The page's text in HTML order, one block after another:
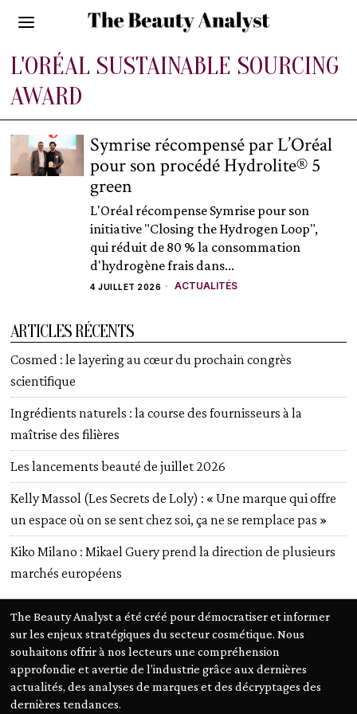
L'ORÉAL SUSTAINABLE SOURCING
AWARD
Symrise récompensé par L’Oréal
pour son procédé Hydrolite® 5
green
L'Oréal récompense Symrise pour son
initiative "Closing the Hydrogen Loop",
qui réduit de 80 % la consommation
d'hydrogène frais dans...
4 JUILLET 2026 ACTUALITÉS
ARTICLES RÉCENTS
Cosmed : le layering au cœur du prochain congrès
scientifique
Ingrédients naturels : la course des fournisseurs à la
maîtrise des filières
Les lancements beauté de juillet 2026
Kelly Massol (Les Secrets de Loly) : « Une marque qui offre
un espace où on se sent chez soi, ça ne se remplace pas »
Kiko Milano : Mikael Guery prend la direction de plusieurs
marchés européens
The Beauty Analyst a été créé pour démocratiser et informer
sur les enjeux stratégiques du secteur cosmétique. Nous
souhaitons offrir à nos lecteurs une compréhension
approfondie et avertie de l’industrie grâce aux dernières
actualités, des analyses de marques et des décryptages des
dernières tendances.